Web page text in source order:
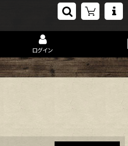
ログイン